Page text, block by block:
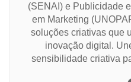
(SENAI) e Publicidade
em Marketing
soluções criativas que
inovação digital.
sensibilidade criativa